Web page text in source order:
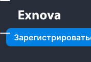
Главная Exnova
Exnova